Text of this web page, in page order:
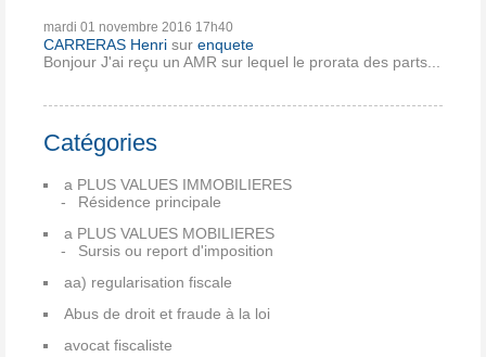
mardi 01 novembre 2016 17h40
CARRERAS Henri sur enquete
Bonjour J'ai reçu un AMR sur lequel le prorata des parts...
Catégories
a PLUS VALUES IMMOBILIERES
Résidence principale
a PLUS VALUES MOBILIERES
Sursis ou report d'imposition
aa) regularisation fiscale
Abus de droit et fraude à la loi
avocat fiscaliste